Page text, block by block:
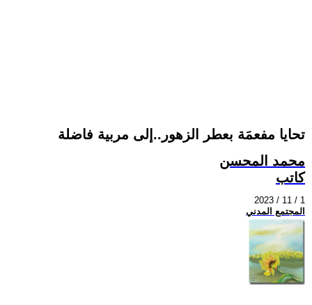
تحايا مفعمَة بعطر الزهور..إلى مربية فاضلة
محمد المحسن
كاتب
2023 / 11 / 1
المجتمع المدني